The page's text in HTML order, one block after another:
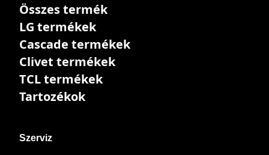
Összes termék
LG termékek
Cascade termékek
Clivet termékek
TCL termékek
Tartozékok
Szerviz